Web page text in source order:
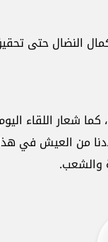
النضال حتى
شعار اللقاء
من العيش في
والشعب.